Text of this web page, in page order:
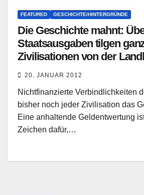
FEATURED GESCHICHTE/HINTERGRÜNDE
Die Geschichte mahnt:
Staatsausgaben tilgen
Zivilisationen von der
20. JANUAR 2012
Nichtfinanzierte Verbindlichkeiten
bisher noch jeder Zivilisation das
Eine anhaltende Geldentwertung
Zeichen dafür,…